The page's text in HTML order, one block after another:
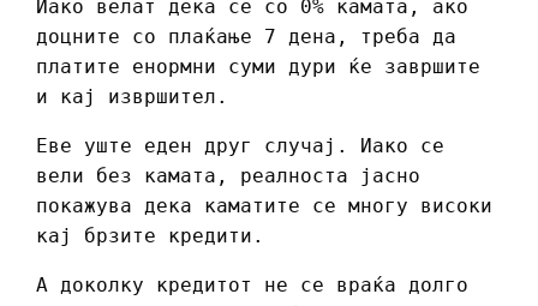
Иако велат дека се со 0% камата, ако
доцните со плаќање 7 дена, треба да
платите енормни суми дури ќе завршите
и кај извршител.
Еве уште еден друг случај. Иако се
вели без камата, реалноста јасно
покажува дека каматите се многу високи
кај брзите кредити.
А доколку кредитот не се враќа долго